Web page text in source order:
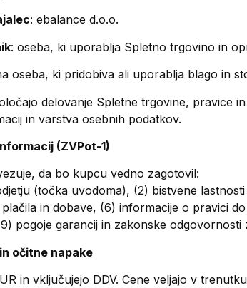
: ebalance d.o.o.
: oseba, ki uporablja Spletno trgovino in
oseba, ki pridobiva ali uporablja blago in
delovanje Spletne trgovine, pravice
in varstva osebnih podatkov.
(ZVPot-1)
da bo kupcu vedno zagotovil:
(točka uvodoma), (2) bistvene
in dobave, (6) informacije o pravici
pogoje garancij in zakonske odgovornosti
očitne napake
in vključujejo DDV. Cene veljajo v